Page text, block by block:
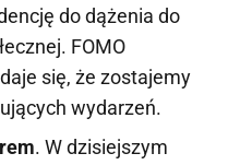
do dążenia do
FOMO
się, że zostajemy
wydarzeń.
. W dzisiejszym